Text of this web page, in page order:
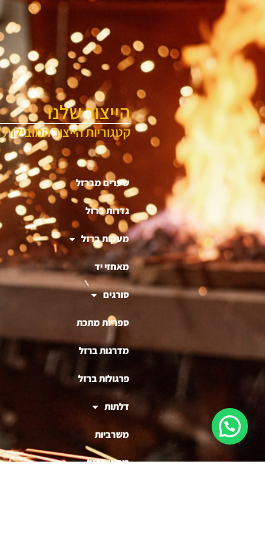
הייצור שלנו
קטגוריות הייצור
שערים מברזל
גדרות ברזל
מעקות ברזל
מאחזי יד
סורגים
ספריות מתכת
מדרגות ברזל
פרגולות ברזל
דלתות
משרביות
ריהוט ברזל